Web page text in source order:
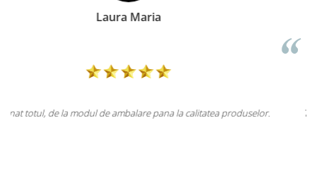
Doina Georgescu
Totul la superlativ! Produsul, fix descrierea, ambalaj,